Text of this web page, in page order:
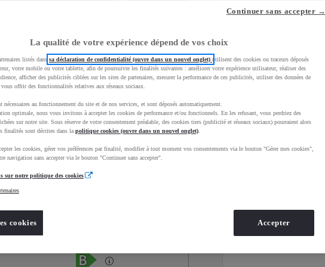
Services Concession
Occasions
La qualité de votre expérience dépend de vos choix
listés dans sa déclaration de confidentialité (ouvre dans un nouvel onglet) utilisent des cookies ou traceurs déposés
votre mobile ou votre tablette, afin de poursuivre les finalités suivantes : améliorer votre expérience utilisateur, réaliser des
afficher des publicités ciblées sur les sites de partenaires, mesurer la performance de ces publicités, utiliser des données de
offrir des fonctionnalités relatives aux réseaux sociaux.
nécessaires au fonctionnement du site et de nos services, et sont déposés automatiquement.
optimale, nous vous invitons à accepter les cookies de performance et/ou fonctionnels. En les refusant, vous perdriez des
sur notre site. Sous réserve de votre consentement préalable, des cookies tiers (publicité et réseaux sociaux) pourraient alors
finalités sont décrites dans la politique cookies (ouvre dans un nouvel onglet)
les cookies, gérer vos préférences par finalité, modifier à tout moment vos consentements via le bouton "Gérer mes cookies",
navigation sans accepter via le bouton "Continuer sans accepter".
sur notre politique des cookies
cookies
Continuer sans accepter →
Accepter